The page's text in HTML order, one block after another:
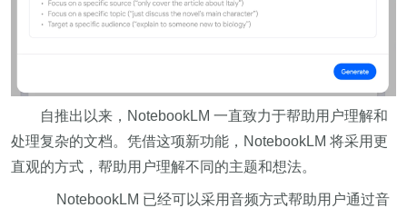
自推出以来，NotebookLM 一直致力于帮助用户理解和
处理复杂的文档。凭借这项新功能，NotebookLM 将采用更
直观的方式，帮助用户理解不同的主题和想法。
NotebookLM 已经可以采用音频方式帮助用户通过音